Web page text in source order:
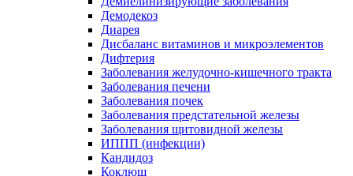
Демодекоз
Диарея
Дисбаланс витаминов и микроэлементов
Дифтерия
Заболевания желудочно-кишечного тракта
Заболевания печени
Заболевания почек
Заболевания предстательной железы
Заболевания щитовидной железы
ИППП (инфекции)
Кандидоз
Коклюш